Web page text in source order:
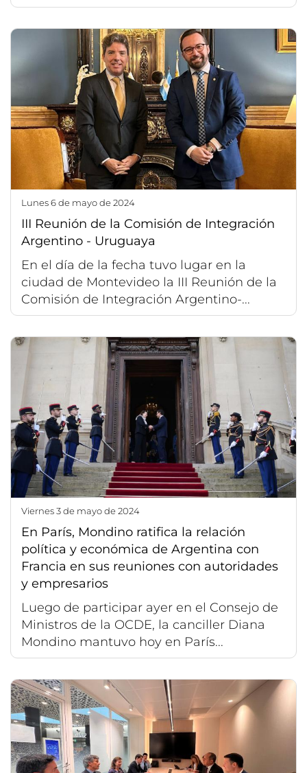
lunes 6 de mayo de 2024
III Reunión de la Comisión de Integración
Argentino - Uruguaya
En el día de la fecha tuvo lugar en la
ciudad de Montevideo la III Reunión de la
Comisión de Integración Argentino-...
viernes 3 de mayo de 2024
En París, Mondino ratifica la relación
política y económica de Argentina con
Francia en sus reuniones con autoridades
y empresarios
Luego de participar ayer en el Consejo de
Ministros de la OCDE, la canciller Diana
Mondino mantuvo hoy en París...